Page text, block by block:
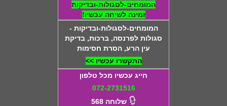
המומחים-לסגולות-ובדיקות
זמינה לשיחה עכשיו!
המומחים-לסגולות-ובדיקות -
סגולות לפרנסה, ברכות, בדיקת
עין הרע, הסרת חסימות
התקשרו עכשיו >>
חייג עכשיו מכל טלפון
072-2731516
שלוחה 568